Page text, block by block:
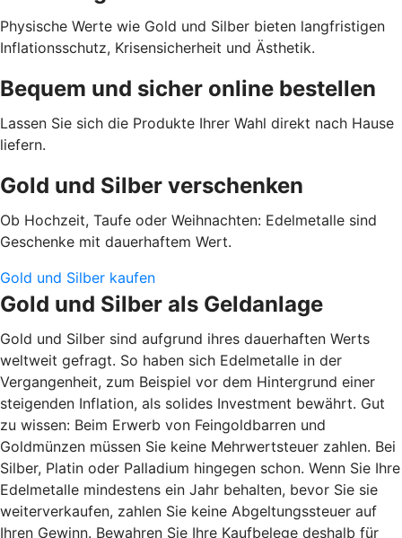
Physische Werte wie Gold und Silber bieten langfristigen
Inflationsschutz, Krisensicherheit und Ästhetik.
Bequem und sicher online bestellen
Lassen Sie sich die Produkte Ihrer Wahl direkt nach Hause
liefern.
Gold und Silber verschenken
Ob Hochzeit, Taufe oder Weihnachten: Edelmetalle sind
Geschenke mit dauerhaftem Wert.
Gold und Silber kaufen
Gold und Silber als Geldanlage
Gold und Silber sind aufgrund ihres dauerhaften Werts
weltweit gefragt. So haben sich Edelmetalle in der
Vergangenheit, zum Beispiel vor dem Hintergrund einer
steigenden Inflation, als solides Investment bewährt. Gut
zu wissen: Beim Erwerb von Feingoldbarren und
Goldmünzen müssen Sie keine Mehrwertsteuer zahlen. Bei
Silber, Platin oder Palladium hingegen schon. Wenn Sie Ihre
Edelmetalle mindestens ein Jahr behalten, bevor Sie sie
weiterverkaufen, zahlen Sie keine Abgeltungssteuer auf
Ihren Gewinn. Bewahren Sie Ihre Kaufbelege deshalb für